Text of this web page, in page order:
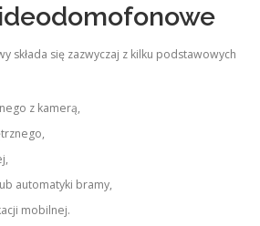
składa się zazwyczaj z kilku podstawowych
z kamerą,
automatyki bramy,
mobilnej.